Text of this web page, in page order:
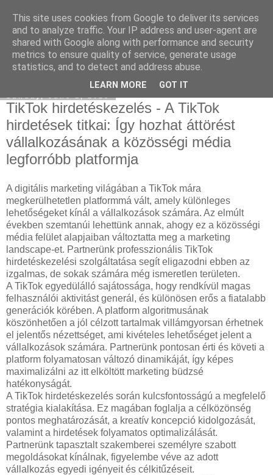
Eladó Seat
TikTok hirdetéskezelés - A TikTok
hirdetések titkai: Így hozhat áttörést
vállalkozásának a közösségi média
legforróbb platformja
A digitális marketing világában a TikTok mára
megkerülhetetlen platformmá vált, amely különleges
lehetőségeket kínál a vállalkozások számára. Az elmúlt
években szemtanúi lehettünk annak, ahogy ez a közösségi
média felület alapjaiban változtatta meg a marketing
landscape-et. Partnerünk professzionális TikTok
hirdetéskezelési szolgáltatása segít eligazodni ebben az
izgalmas, de sokak számára még ismeretlen területen.
A TikTok egyedülálló sajátossága, hogy rendkívül magas
felhasználói aktivitást generál, és különösen erős a fiatalabb
generációk körében. A platform algoritmusának
köszönhetően a jól célzott tartalmak villámgyorsan érhetnek
el jelentős nézettséget, ami kivételes lehetőséget jelent a
vállalkozások számára. Partnerünk pontosan érti és követi a
platform folyamatosan változó dinamikáját, így képes
maximalizálni az itt elköltött marketing büdzsé
hatékonyságát.
A TikTok hirdetéskezelés során kulcsfontosságú a megfelelő
stratégia kialakítása. Ez magában foglalja a célközönség
pontos meghatározását, a kreatív koncepció kidolgozását,
valamint a hirdetések folyamatos optimalizálását.
Partnerünk tapasztalt szakemberei személyre szabott
megoldásokat kínálnak, figyelembe véve az adott
vállalkozás egyedi igényeit és célkitűzéseit.
This site uses cookies from Google to deliver its services
and to analyze traffic. Your IP address and user-agent are
shared with Google along with performance and security
metrics to ensure quality of service, generate usage
statistics, and to detect and address abuse.
LEARN MORE GOT IT